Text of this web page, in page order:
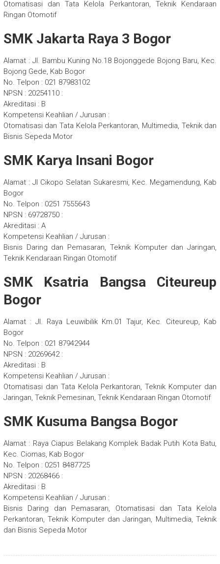
Otomatisasi dan Tata Kelola Perkantoran, Teknik Kendaraan
Ringan Otomotif
SMK Jakarta Raya 3 Bogor
Alamat : Jl. Bambu Kuning No.18 Bojonggede Bojong Baru, Kec.
Bojong Gede, Kab Bogor
No. Telpon : 021 87983102
NPSN : 20254110 :
Akreditasi : B
Kompetensi Keahlian / Jurusan :
Otomatisasi dan Tata Kelola Perkantoran, Multimedia, Teknik dan
Bisnis Sepeda Motor
SMK Karya Insani Bogor
Alamat : Jl Cikopo Selatan Sukaresmi, Kec. Megamendung, Kab
Bogor
No. Telpon : 0251 7555643
NPSN : 69728750 :
Akreditasi : A
Kompetensi Keahlian / Jurusan :
Bisnis Daring dan Pemasaran, Teknik Komputer dan Jaringan,
Teknik Kendaraan Ringan Otomotif
SMK Ksatria Bangsa Citeureup
Bogor
Alamat : Jl. Raya Leuwibilik Km.01 Tajur, Kec. Citeureup, Kab
Bogor
No. Telpon : 021 87942944
NPSN : 20269642 :
Akreditasi : B
Kompetensi Keahlian / Jurusan :
Otomatisasi dan Tata Kelola Perkantoran, Teknik Komputer dan
Jaringan, Teknik Pemesinan, Teknik Kendaraan Ringan Otomotif
SMK Kusuma Bangsa Bogor
Alamat : Raya Ciapus Belakang Komplek Badak Putih Kota Batu,
Kec. Ciomas, Kab Bogor
No. Telpon : 0251 8487725
NPSN : 20268466 :
Akreditasi : B
Kompetensi Keahlian / Jurusan :
Bisnis Daring dan Pemasaran, Otomatisasi dan Tata Kelola
Perkantoran, Teknik Komputer dan Jaringan, Multimedia, Teknik
dan Bisnis Sepeda Motor